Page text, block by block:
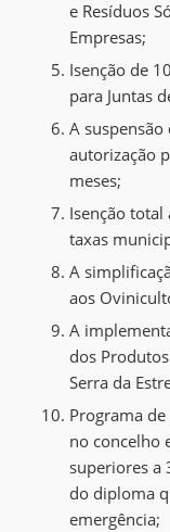
e Resíduos
Empresas;
Isenção de
para Juntas
A suspensão
autorização
meses;
Isenção
taxas
A
aos
A
dos
Serra da
Programa
no concelho
superiores a
do diploma
emergência;